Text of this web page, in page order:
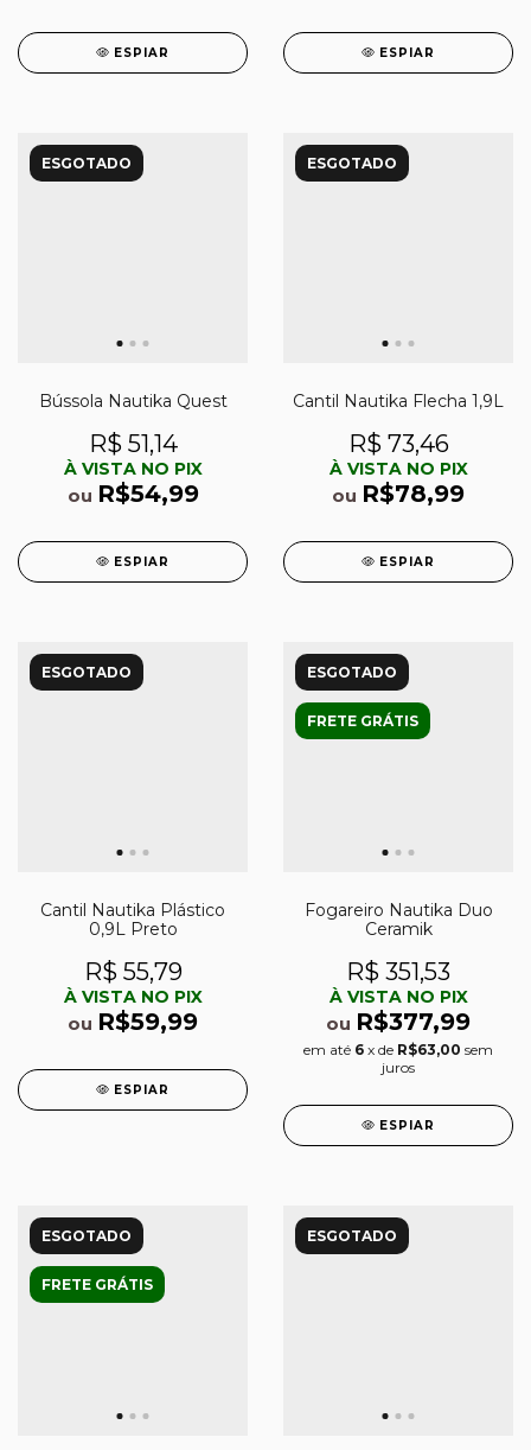
ESPIAR ESPIAR
ESGOTADO
Bússola Nautika Quest
R$ 51,14
À VISTA NO PIX
ou R$54,99
ESPIAR
ESGOTADO
Cantil Nautika Flecha 1,9L
R$ 73,46
À VISTA NO PIX
ou R$78,99
ESPIAR
ESGOTADO
Cantil Nautika Plástico
0,9L Preto
R$ 55,79
À VISTA NO PIX
ou R$59,99
ESPIAR
ESGOTADO
FRETE GRÁTIS
Fogareiro Nautika Duo
Ceramik
R$ 351,53
À VISTA NO PIX
ou R$377,99
em até 6 x de R$63,00 sem
juros
ESPIAR
ESGOTADO
FRETE GRÁTIS
ESGOTADO